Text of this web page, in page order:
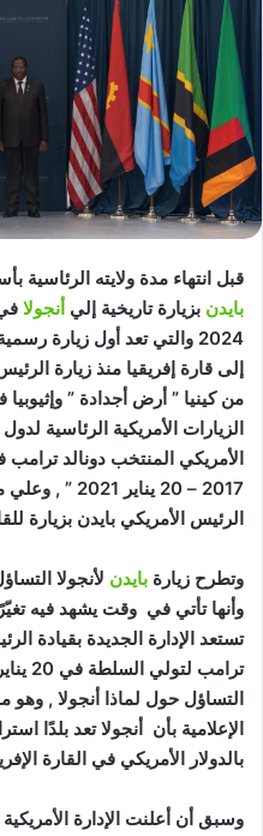
قبل انتهاء مدة ولايته الرئاسية
بايدن بزيارة تاريخية إلي أنجولا
2024 والتي تعد أول زيارة
إلى قارة إفريقيا منذ زيارة
من كينيا ” أرض أجدادة ”
الزيارات الأمريكية الرئاسية
الرئيس الأمريكي بايدن بزيارة
وتطرح زيارة بايدن لأنجولا
وأنها تأتي في وقت يشهد فيه
تستعد الإدارة الجديدة بقيادة
التساؤل حول لماذا أنجولا , وهو
الإعلامية بأن أنجولا تعد بلدًا
بالدولار الأمريكي في القارة
وسبق أن أعلنت الإدارة